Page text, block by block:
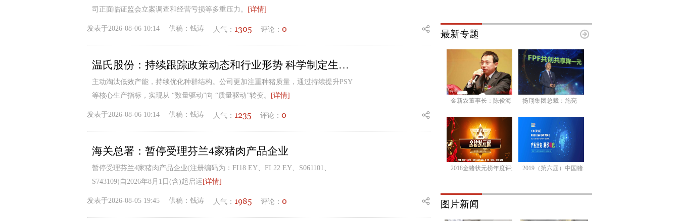
司正面临证监会立案调查和经营亏损等多重压力。
[详情]
发表于2026-08-06 10:14 供稿： 钱涛 人气： 1305 评论： 0
温氏股份：持续跟踪政策动态和行业形势 科学制定生产计划
主动淘汰低效产能，持续优化种群结构。公司更加注重种猪质量，通过持续提升PSY
等核心生产指标，实现从 “数量驱动”向 “质量驱动”转变。
[详情]
发表于2026-08-06 10:14 供稿： 钱涛 人气： 1235 评论： 0
海关总署：暂停受理芬兰4家猪肉产品企业
暂停受理芬兰4家猪肉产品企业(注册编码为：FI18 EY、FI 22 EY、S061101、
S743109)自2026年8月1日(含)起启运 [详情]
发表于2026-08-05 19:45 供稿： 钱涛 人气： 1985 评论： 0
最新专题
金新农董事长：陈俊海 扬翔集团总裁：施亮
2018金猪状元榜年度评选 2019（第六届）中国猪产业链市场风险预警年会
图片新闻